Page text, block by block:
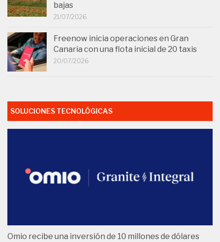
bajas
21/07/2026
Freenow inicia operaciones en Gran
Canaria con una flota inicial de 20 taxis
20/07/2026
SOLUCIONES TECNOLÓGICAS
Omio recibe una inversión de 10 millones de dólares